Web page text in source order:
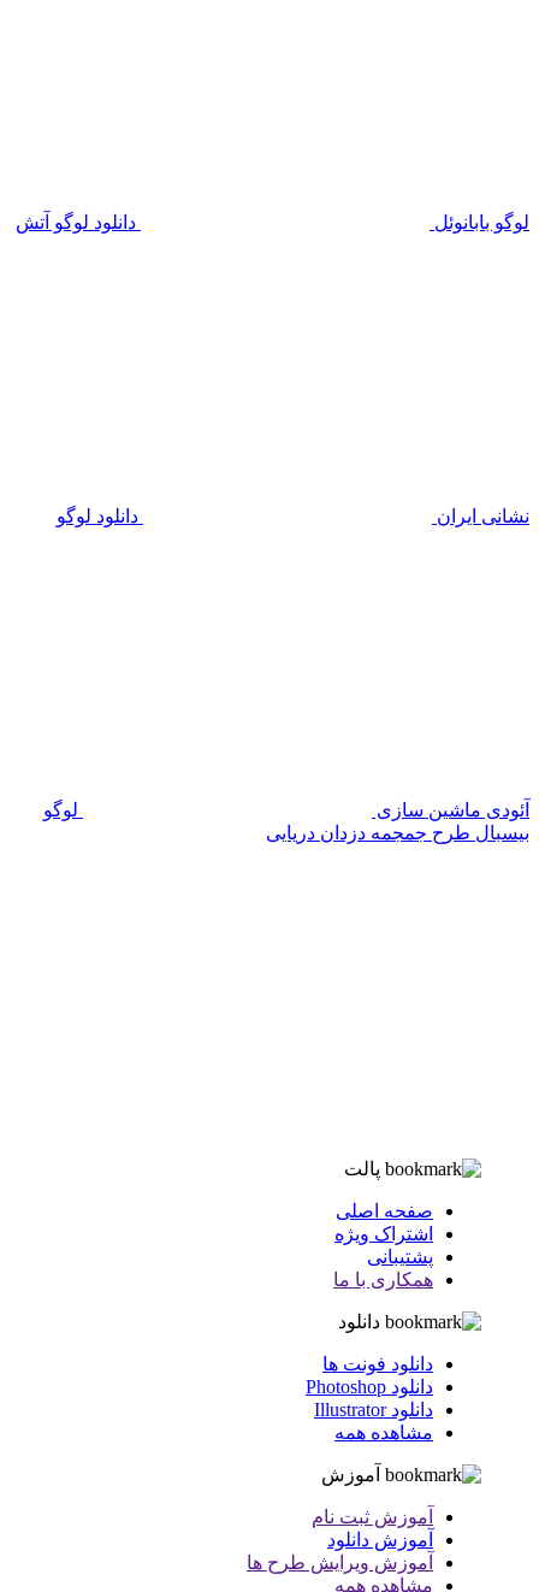
لوگو بابانوئل دانلود لوگو آتش
نشانی ایران دانلود لوگو
آئودی ماشین سازی
لوگو
بیسبال طرح جمجمه دزدان دریایی
پالت
صفحه اصلی
اشتراک ویژه
پشتیبانی
همکاری با ما
دانلود
دانلود فونت ها
دانلود Photoshop
دانلود Illustrator
مشاهده همه
آموزش
آموزش ثبت نام
آموزش دانلود
آموزش ویرایش طرح ها
مشاهده همه